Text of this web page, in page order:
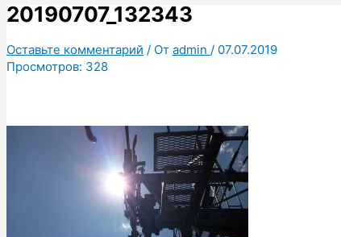
20190707_132343
Оставьте комментарий / От admin / 07.07.2019
Просмотров: 328